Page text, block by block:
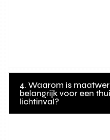
4. Waarom is
belangrijk voor een
lichtinval?